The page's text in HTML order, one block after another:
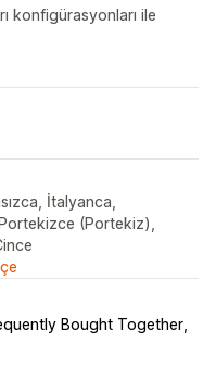
konfigürasyonları ile
İtalyanca,
(Portekiz),
Bought Together